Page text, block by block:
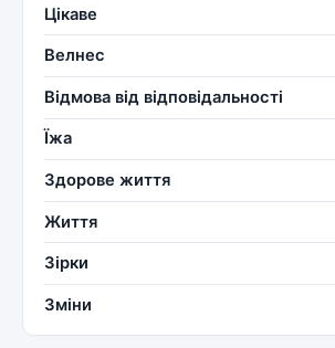
Цікаве
Велнес
Відмова від відповідальності
Їжа
Здорове життя
Життя
Зірки
Зміни